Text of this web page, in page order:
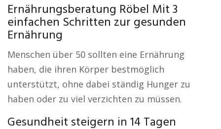
Ernährungsberatung Röbel Mit 3
einfachen Schritten zur gesunden
Ernährung
Menschen über 50 sollten eine Ernährung
haben, die ihren Körper bestmöglich
unterstützt, ohne dabei ständig Hunger zu
haben oder zu viel verzichten zu müssen.
Gesundheit steigern in 14 Tagen